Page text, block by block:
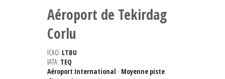
Aéroport de Tekirdag
Corlu
ICAO: LTBU
IATA: TEQ
Aéroport International - Moyenne piste